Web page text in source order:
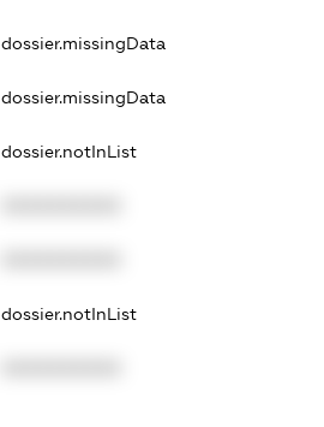
dossier.missingData
dossier.missingData
dossier.notInList
dossier.notInList